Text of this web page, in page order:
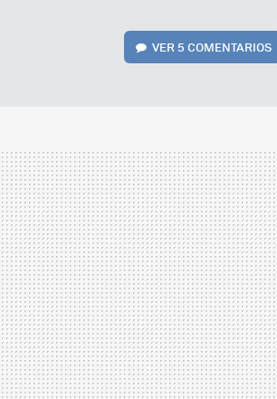
VER5 COMENTARIOS